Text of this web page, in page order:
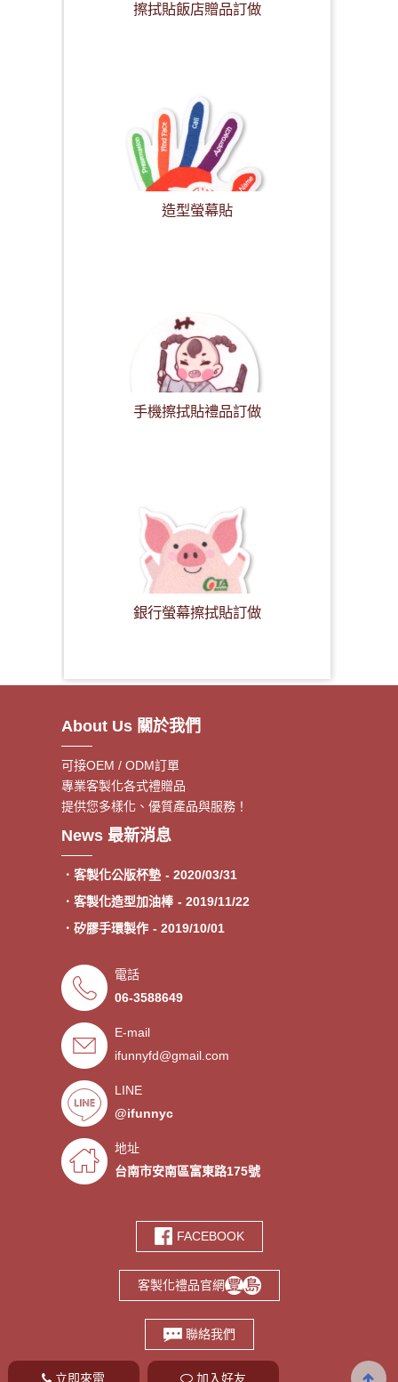
擦拭貼飯店贈品訂做
造型螢幕貼
手機擦拭貼禮品訂做
銀行螢幕擦拭貼訂做
About Us 關於我們
可接OEM / ODM訂單
專業客製化各式禮贈品
提供您多樣化、優質產品與服務！
News 最新消息
．神明鑰匙圈製作《公版免模
費》
．客製化公版杯墊 - 2020/03/31
．客製化造型加油棒 - 2019/11/22
．矽膠手環製作 - 2019/10/01
．來圖印製氣囊支架 低起訂量
．超低價少量手環客製
．禮贈品客製化服務，歡迎免費
索取樣品。
．氣囊支架客製服務 - 2019/08/30
．廣告扇製作工廠 -競選造勢熱
門宣傳贈品
．宮廟神明結緣品訂做
．水晶滴膠氣囊支架製作
．客製氣囊手機支架 - 2019/06/18
．鑰匙圈少量客製印刷歡迎打樣‎ - 2019/05/10
．鑰匙圈客製化專家 - 2019/05/10
．台南螢幕擦拭貼製造廠商‎ - 2019/05/07
．選舉宣傳造勢擦拭貼訂做 - 2019/05/06
．伸縮氣囊手機支架客製 - 2019/04/18
電話
06-3588649
E-mail
ifunnyfd@gmail.com
LINE
@ifunnyc
地址
台南市安南區富東路175號
FACEBOOK
客製化禮品官網
聯絡我們
立即來電 加入好友